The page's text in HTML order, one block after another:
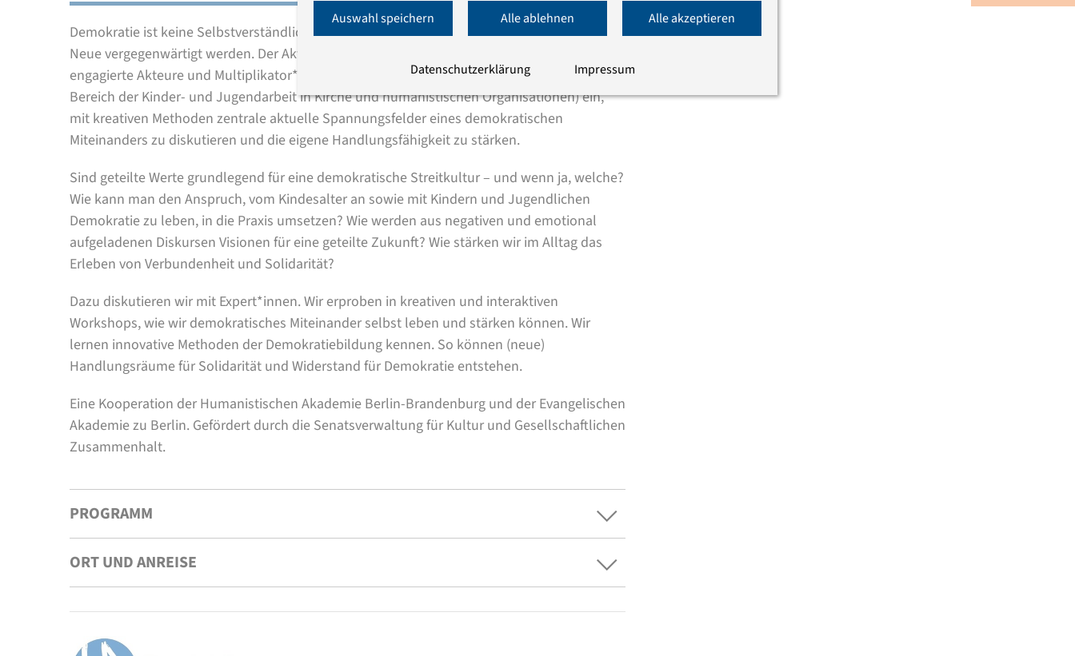
Demokratie ist keine Selbstverständlichkeit, sie muss geübt, gelebt und immer wieder aufs
Neue vergegenwärtigt werden. Der Aktionstag lädt politisch interessierte Bürger*innen,
engagierte Akteure und Multiplikator*innen aus Zivilgesellschaft (insbesondere aus dem
Bereich der Kinder- und Jugendarbeit in Kirche und humanistischen Organisationen)ein,
mit kreativen Methoden zentrale aktuelle Spannungsfelder eines demokratischen
Miteinanders zu diskutieren und die eigene Handlungsfähigkeit zu stärken.
Sind geteilte Werte grundlegend für eine demokratische Streitkultur – und wenn ja, welche?
Wie kann man den Anspruch, vom Kindesalter an sowie mit Kindern und Jugendlichen
Demokratie zu leben, in die Praxis umsetzen? Wie werden aus negativen und emotional
aufgeladenen Diskursen Visionen für eine geteilte Zukunft? Wie stärken wir im Alltag das
Erleben von Verbundenheit und Solidarität?
Dazu diskutieren wir mit Expert*innen. Wir erproben in kreativen und interaktiven
Workshops, wie wir demokratisches Miteinander selbst leben und stärken können. Wir
lernen innovative Methoden der Demokratiebildung kennen. So können (neue)
Handlungsräume für Solidarität und Widerstand für Demokratie entstehen.
Eine Kooperation der Humanistischen Akademie Berlin-Brandenburg und der Evangelischen
Akademie zu Berlin. Gefördert durch die Senatsverwaltung für Kultur und Gesellschaftlichen
Zusammenhalt.
PROGRAMM
ORT UND ANREISE
Auswahl speichern Alle ablehnen Alle akzeptieren
Datenschutzerklärung Impressum